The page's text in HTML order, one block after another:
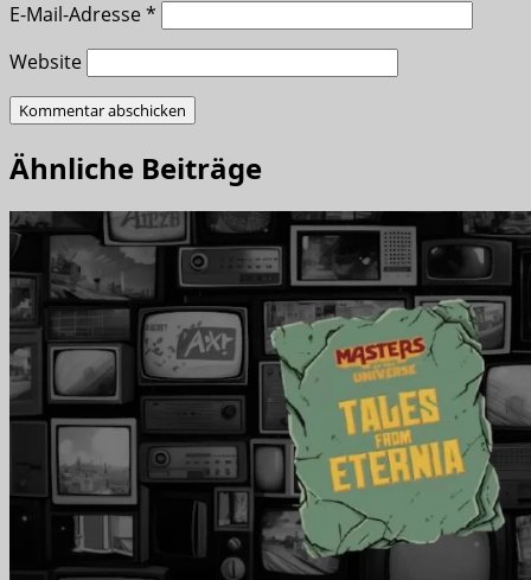
E-Mail-Adresse*
Website
Ähnliche Beiträge